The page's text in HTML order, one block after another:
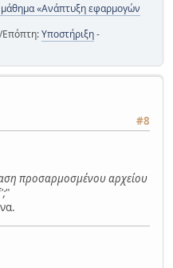
μάθημα «Ανάπτυξη εφαρμογών
Επόπτη:Υποστήριξη-
#8
προσαρμοσμένου αρχείου
"